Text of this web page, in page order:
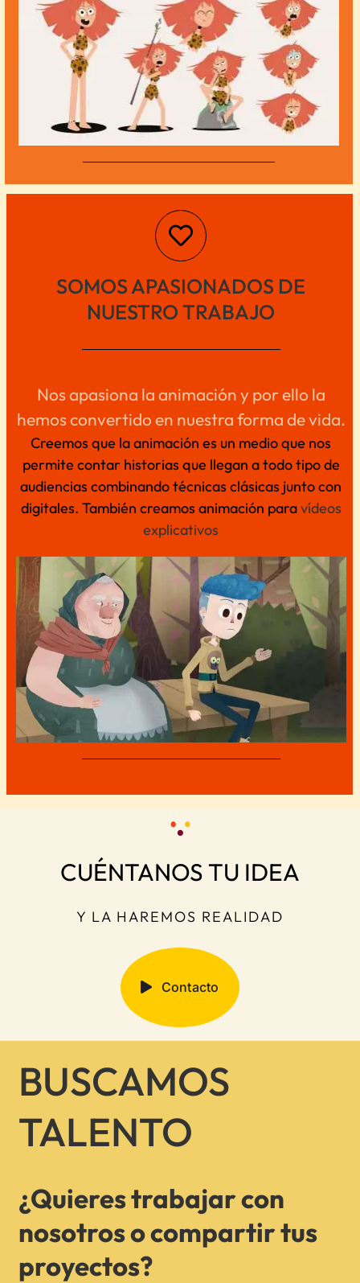
SOMOS APASIONADOS DE
NUESTRO TRABAJO
Nos apasiona la animacióny por ello la
hemos convertido en nuestra forma de vida.
Creemos que la animación es un medio que nos
permite contar historias que llegan a todo tipo de
audiencias combinando técnicas clásicas junto con
digitales. También creamos animación paravídeos
explicativos
CUÉNTANOS TU IDEA
Y LA HAREMOS REALIDAD
Contacto
BUSCAMOS
TALENTO
¿Quieres trabajar con
nosotros o compartir tus
proyectos?